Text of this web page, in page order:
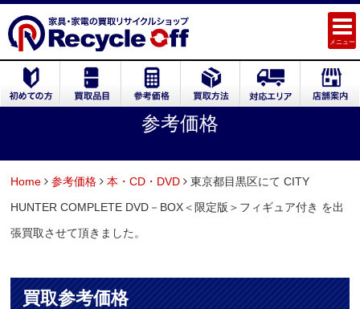
メニュー
参考価格
Home 参考価格 本・CD・DVD
東京都目黒区にて CITY
HUNTER COMPLETE DVD－BOX＜限定版＞フィギュア付き を出
張買取させて頂きました。
買取参考価格